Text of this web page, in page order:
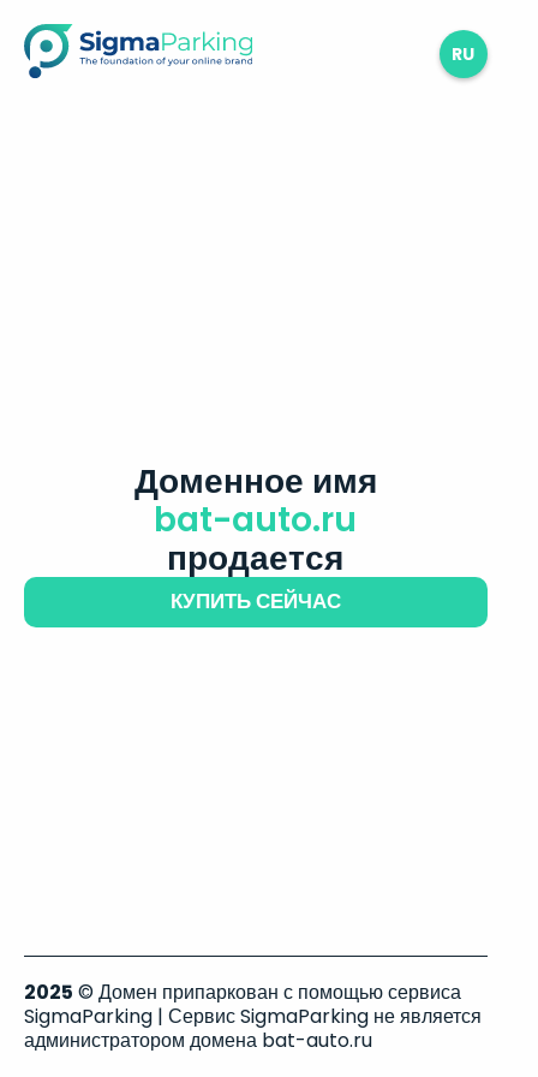
RU
Доменное имя
bat-auto.ru
продается
КУПИТЬ СЕЙЧАС
2025 © Домен припаркован с помощью сервиса
SigmaParking | Сервис SigmaParking не является
администратором домена bat-auto.ru